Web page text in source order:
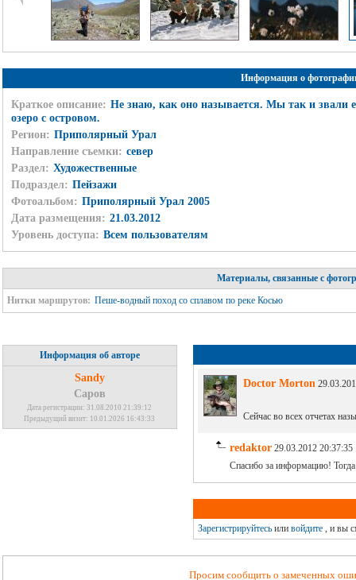
Информация о
Краткое описание: Не знаю, как оно называется. Мы так и звали
озеро с островом.
Регион: Приполярный Урал
Направление съемки: север
Раздел: Художественные
Подраздел: Пейзажи
Фотоальбом: Приполярный Урал 2005
Дата размещения: 21.03.2012
Уровень доступа: Всем пользователям
Материалы, связанные с
Нитки маршрутов: Пеше-водный поход со сплавом по реке Косью
Информация об авторе
Sandy
Саров
Дата регистрации: 31.08.2010 21:39:12
Предыдущий визит: 10.01.2026 16:43:33
Doctor Morton
Сейчас во всех отчетах
redaktor29.03.2012 20:37:35
Спасибо за информацию!
Зарегистрируйтесьили войдите, и вы
Просим сообщить о замеченных